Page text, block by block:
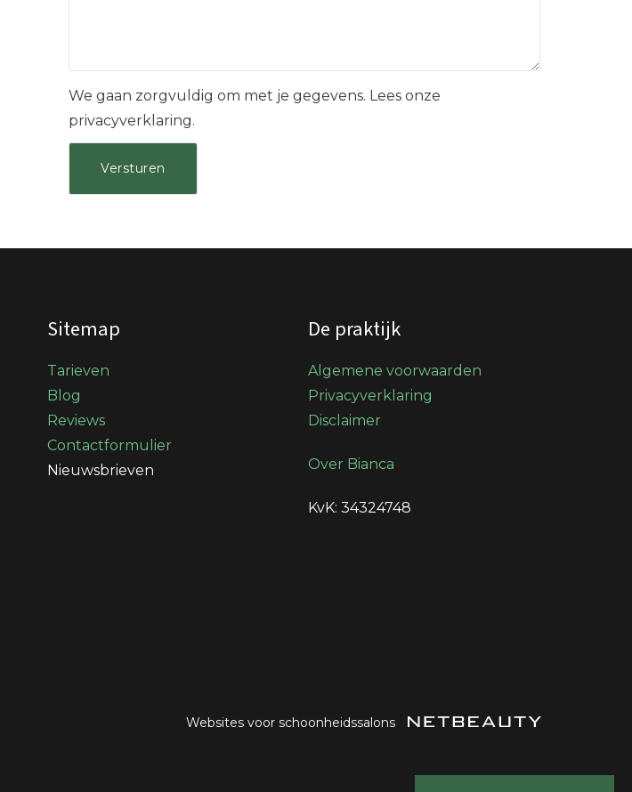
We gaan zorgvuldig om met je gegevens. Lees onze
privacyverklaring.
Sitemap
Tarieven
Blog
Reviews
Contactformulier
Nieuwsbrieven
De praktijk
Algemene voorwaarden
Privacyverklaring
Disclaimer
Over Bianca
KvK: 34324748
Websites voor schoonheidssalons